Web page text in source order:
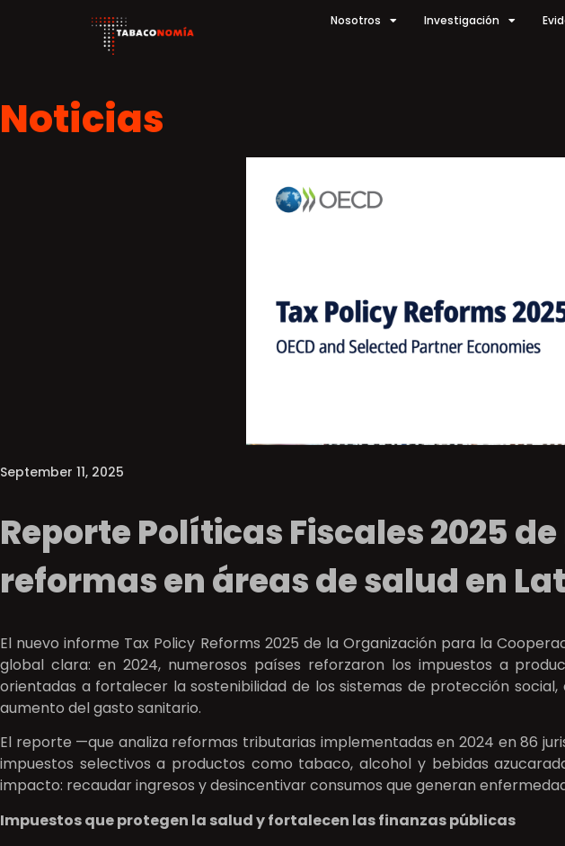
Nosotros Investigación
Noticias
September 11, 2025
Reporte Políticas Fiscales 2025
reformas en áreas de salud en
El nuevo informe Tax Policy Reforms 2025 de la Organización para la
global clara: en 2024, numerosos países reforzaron los impuestos a
orientadas a fortalecer la sostenibilidad de los sistemas de protección
aumento del gasto sanitario.
El reporte —que analiza reformas tributarias implementadas en 2024 en 86
impuestos selectivos a productos como tabaco, alcohol y bebidas
impacto: recaudar ingresos y desincentivar consumos que generan
Impuestos que protegen la salud y fortalecen las finanzas públicas